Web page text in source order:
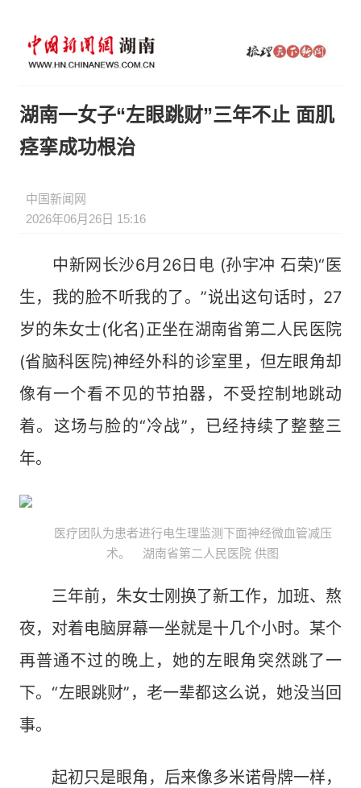
湖南一女子“左眼跳财”三年不止 面肌
痉挛成功根治
中国新闻网
2026年06月26日 15:16
中新网长沙6月26日电 (孙宇冲 石荣)“医
生，我的脸不听我的了。”说出这句话时，27
岁的朱女士(化名)正坐在湖南省第二人民医院
(省脑科医院)神经外科的诊室里，但左眼角却
像有一个看不见的节拍器，不受控制地跳动
着。这场与脸的“冷战”，已经持续了整整三
年。
医疗团队为患者进行电生理监测下面神经微血管减压
术。 湖南省第二人民医院 供图
三年前，朱女士刚换了新工作，加班、熬
夜，对着电脑屏幕一坐就是十几个小时。某个
再普通不过的晚上，她的左眼角突然跳了一
下。“左眼跳财”，老一辈都这么说，她没当回
事。
起初只是眼角，后来像多米诺骨牌一样，